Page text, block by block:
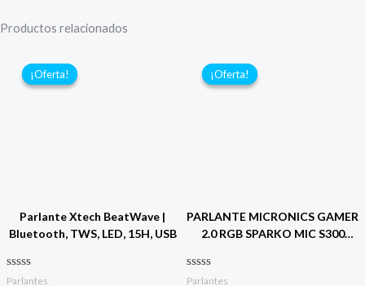
Productos relacionados
¡Oferta!
¡Oferta!
Parlante Xtech BeatWave |
Bluetooth, TWS, LED, 15H, USB
Valorado con
Parlantes
¡Oferta!
¡Oferta!
PARLANTE MICRONICS GAMER
2.0 RGB SPARKO MIC S300
Valorado con
Parlantes